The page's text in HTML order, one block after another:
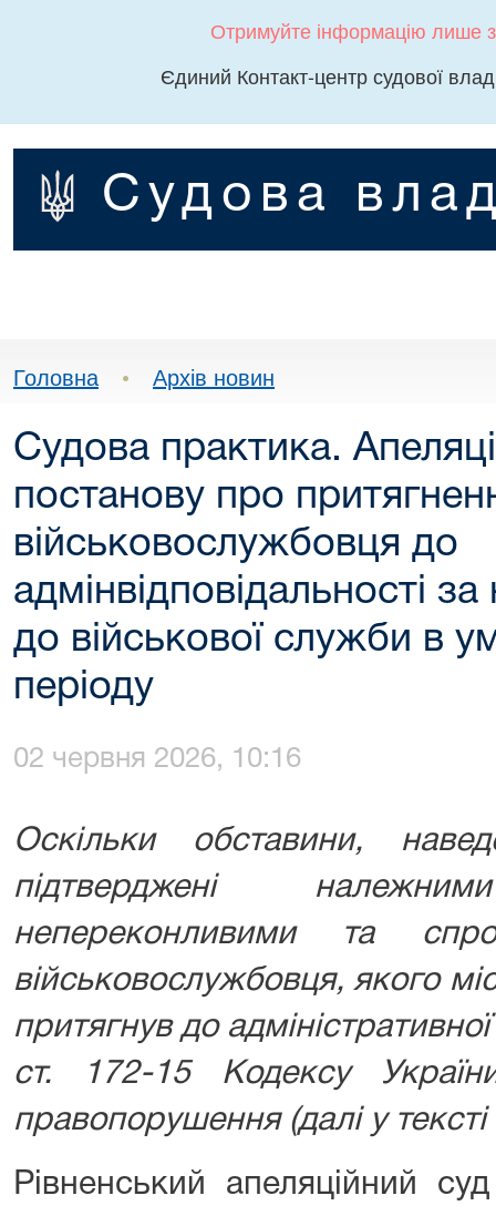
Отримуйте інформацію лише
Єдиний Контакт-центр судової
Судова
Головна • Архів новин
Судова практика.
постанову про
військовослужбовця до
адмінвідповідальності
до військової служби в
періоду
02 червня 2026, 10:16
Оскільки обставини,
підтверджені
непереконливими та
військовослужбовця, якого
притягнув до
ст. 172-15 Кодексу
правопорушення (далі у
Рівненський апеляційний